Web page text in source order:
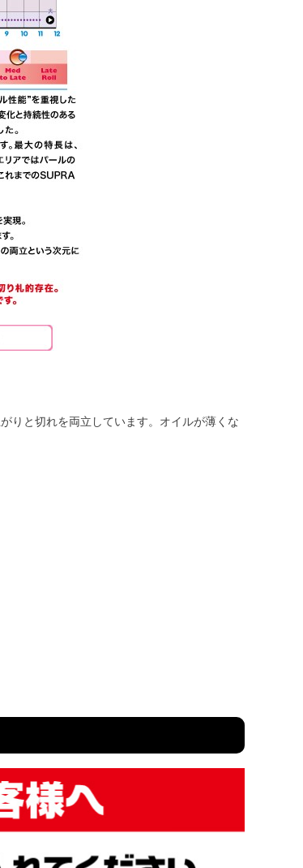
りと切れを両立しています。オイルが薄くな